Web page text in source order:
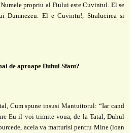
propriu al Fiului este Cuvintul. El se
Dumnezeu. El e Cuvintu!, Stralucirea si
de aproape Duhul Sfant?
Cum spune insusi Mantuitorul: “Iar cand
Eu il voi trimite voua, de la Tatal, Duhul
acela va marturisi pentru Mine (loan